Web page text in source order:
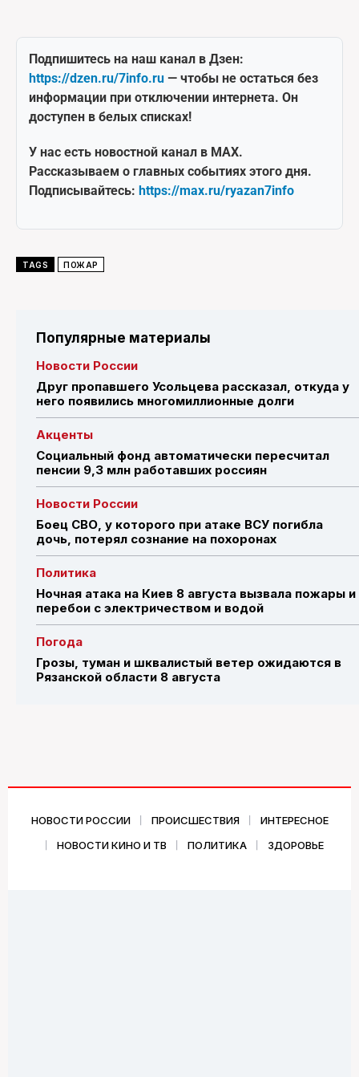
Подпишитесь на наш канал в Дзен:
https://dzen.ru/7info.ru — чтобы не остаться без
информации при отключении интернета. Он
доступен в белых списках!
У нас есть новостной канал в MAX.
Рассказываем о главных событиях этого дня.
Подписывайтесь: https://max.ru/ryazan7info
TAGS ПОЖАР
Популярные материалы
Новости России
Друг пропавшего Усольцева рассказал, откуда у
него появились многомиллионные долги
Акценты
Социальный фонд автоматически пересчитал
пенсии 9,3 млн работавших россиян
Новости России
Боец СВО, у которого при атаке ВСУ погибла
дочь, потерял сознание на похоронах
Политика
Ночная атака на Киев 8 августа вызвала пожары и
перебои с электричеством и водой
Погода
Грозы, туман и шквалистый ветер ожидаются в
Рязанской области 8 августа
НОВОСТИ РОССИИ ПРОИСШЕСТВИЯ
ИНТЕРЕСНОЕ
НОВОСТИ КИНО И ТВ
ПОЛИТИКА ЗДОРОВЬЕ